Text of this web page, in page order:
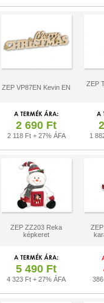
ZEP VP87EN Kevin EN
ZEP
2 690 Ft
2 118 Ft + 27% ÁFA 1
ZEP ZZ203 Reka
képkeret
5 490 Ft
4 323 Ft + 27% ÁFA